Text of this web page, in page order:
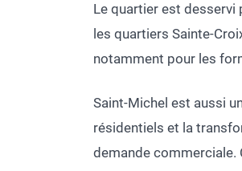
Le quartier est desservi
les quartiers Sainte-
notamment pour les
Saint-Michel est aussi
résidentiels et la
demande